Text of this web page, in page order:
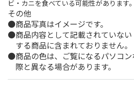
ビ・カニを食べている可能性があります。
その他
商品写真はイメージです。
商品内容として記載されていな
する商品に含まれておりません。
商品の色は、ご覧になるパソコ
際と異なる場合があります。